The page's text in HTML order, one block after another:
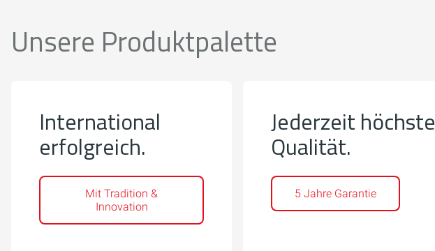
Unsere Produktpalette
International
erfolgreich.
Mit Tradition &
Innovation
Jederzeit höchste
Qualität.
5 Jahre Garantie